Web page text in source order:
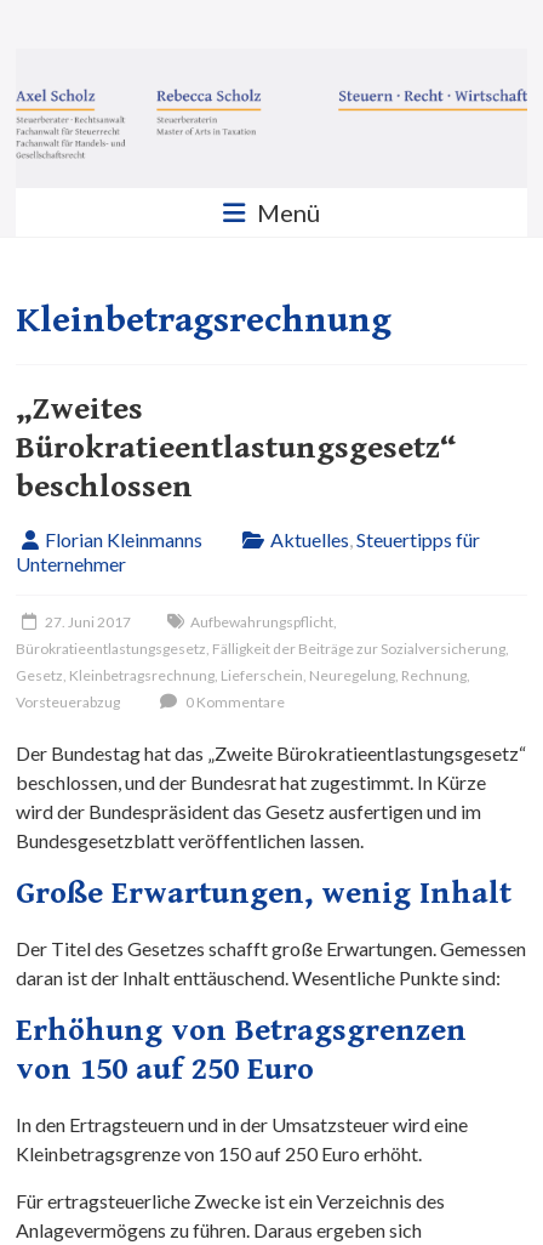
·
Recht
Wirtschaft
Scholz
GbR
Menü
Kleinbetragsrechnung
„Zweites
Bürokratieentlastungsgesetz“
beschlossen
Florian Kleinmanns Aktuelles,Steuertipps für
Unternehmer
27. Juni 2017 Aufbewahrungspflicht
Bürokratieentlastungsgesetz Fälligkeit der Beiträge zur Sozialversicherung
Gesetz Kleinbetragsrechnung Lieferschein Neuregelung Rechnung
Vorsteuerabzug
0 Kommentare
Der Bundestag hat das „Zweite Bürokratieentlastungsgesetz“
beschlossen, und der Bundesrat hat zugestimmt. In Kürze
wird der Bundespräsident das Gesetz ausfertigen und im
Bundesgesetzblatt veröffentlichen lassen.
Große Erwartungen, wenig Inhalt
Der Titel des Gesetzes schafft große Erwartungen. Gemessen
daran ist der Inhalt enttäuschend. Wesentliche Punkte sind:
Erhöhung von Betragsgrenzen
von 150 auf 250 Euro
In den Ertragsteuern und in der Umsatzsteuer wird eine
Kleinbetragsgrenze von 150 auf 250 Euro erhöht.
Für ertragsteuerliche Zwecke ist ein Verzeichnis des
Anlagevermögens zu führen. Daraus ergeben sich